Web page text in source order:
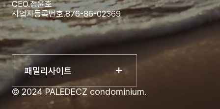
CEO.정윤호
사업자등록번호.876-86-02369
패밀리사이트
© 2024 PALEDECZ condominium.